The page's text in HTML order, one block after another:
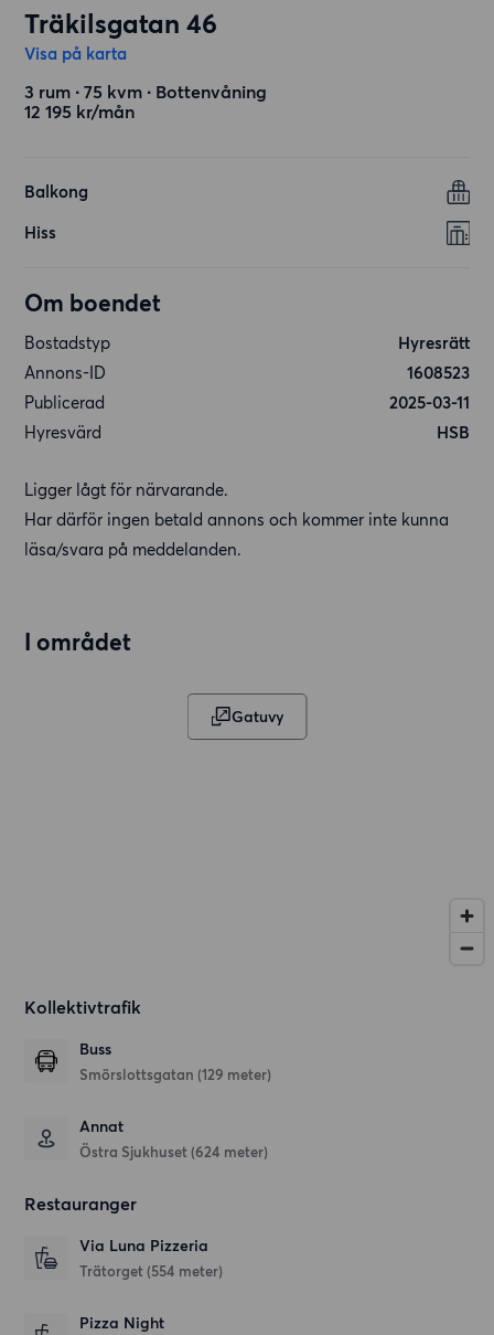
Träkilsgatan 46
Visa på karta
3 rum ∙ 75 kvm ∙ Bottenvåning
12 195 kr/mån
Balkong
Hiss
Om boendet
Bostadstyp
Hyresrätt
Annons-ID
1608523
Publicerad
2025-03-11
Hyresvärd
HSB
Ligger lågt för närvarande.
Har därför ingen betald annons och kommer inte kunna
läsa/svara på meddelanden.
I området
Gatuvy
Kollektivtrafik
Buss
Smörslottsgatan (129 meter)
Annat
Östra Sjukhuset (624 meter)
Restauranger
Via Luna Pizzeria
Trätorget (554 meter)
Pizza Night